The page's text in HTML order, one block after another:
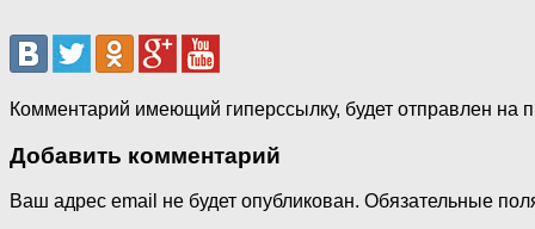
Комментарий имеющий гиперссылку, будет отправлен на
Добавить комментарий
Ваш адрес email не будет опубликован. Обязательные